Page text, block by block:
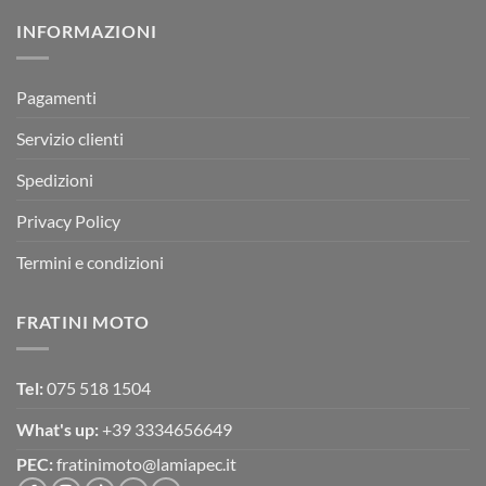
MOTOR
INFORMAZIONI
Pagamenti
Servizio clienti
Spedizioni
Privacy Policy
Termini e condizioni
FRATINI MOTO
Tel: 075 518 1504
What's up: +39 3334656649
PEC: fratinimoto@lamiapec.it